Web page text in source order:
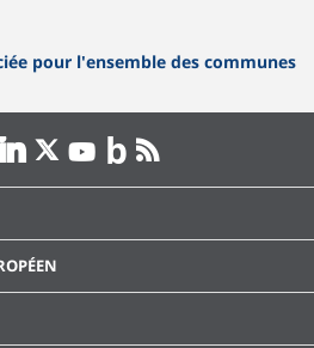
pour l'ensemble des communes